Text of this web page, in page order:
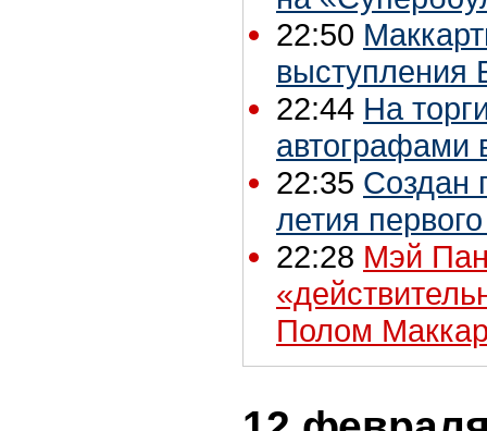
22:50
выступления
22:44 На
автографами
22:35 Создан
летия
22:28 Мэй
Полом